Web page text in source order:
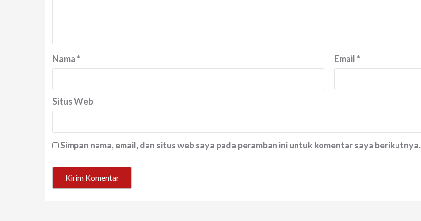
Nama* Email*
Situs Web
Simpan nama, email, dan situs web saya pada peramban ini untuk komentar saya berikutnya.